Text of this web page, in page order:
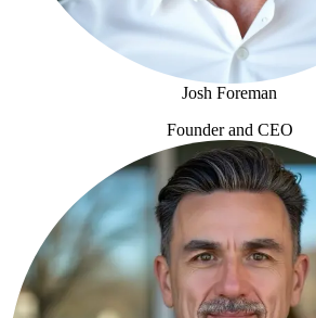
Josh Foreman
Founder and CEO
Josh Foreman